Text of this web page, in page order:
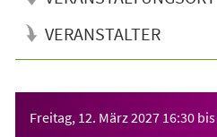
VERANSTALTER
Freitag, 12. März 2027 16:30 bis